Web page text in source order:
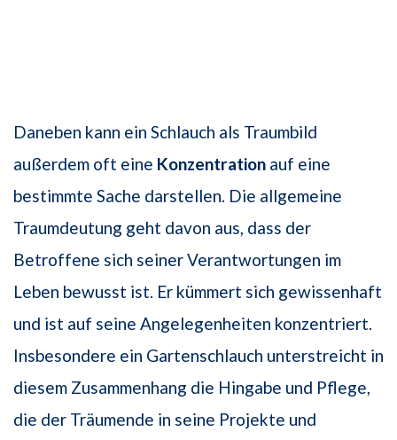
Daneben kann ein Schlauch als Traumbild
außerdem oft eine Konzentration auf eine
bestimmte Sache darstellen. Die allgemeine
Traumdeutung geht davon aus, dass der
Betroffene sich seiner Verantwortungen im
Leben bewusst ist. Er kümmert sich gewissenhaft
und ist auf seine Angelegenheiten konzentriert.
Insbesondere ein Gartenschlauch unterstreicht in
diesem Zusammenhang die Hingabe und Pflege,
die der Träumende in seine Projekte und